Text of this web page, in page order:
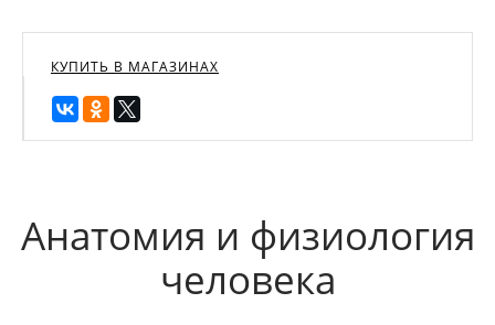
КУПИТЬ В МАГАЗИНАХ
Анатомия и физиология
человека